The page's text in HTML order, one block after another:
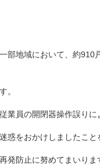
部地域において、約
。
業員の開閉器操作誤りに
惑をおかけしましたこと
発防止に努めてまいりま